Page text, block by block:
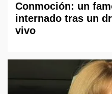
Conmoción: un
internado tras un
vivo